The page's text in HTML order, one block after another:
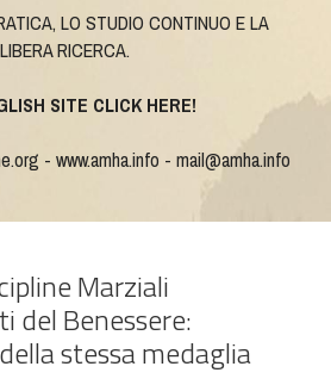
LO STUDIO CONTINUO E LA
LIBERA RICERCA.
SITE CLICK HERE!
- www.amha.info - mail@amha.info
Marziali
del Benessere:
stessa medaglia